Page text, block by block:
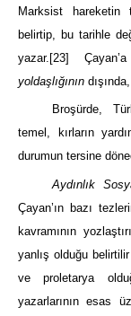
Marksist hareketin
belirtip, bu tarihle
yazar. [23]
yoldaşlığının
Broşürde,
temel, kırların
durumun tersine
Aydınlık
Çayan’ın bazı
kavramının
yanlış olduğu
ve proletarya
yazarlarının esas